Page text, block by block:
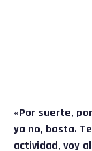
«Por suerte,
ya no, basta.
actividad, voy